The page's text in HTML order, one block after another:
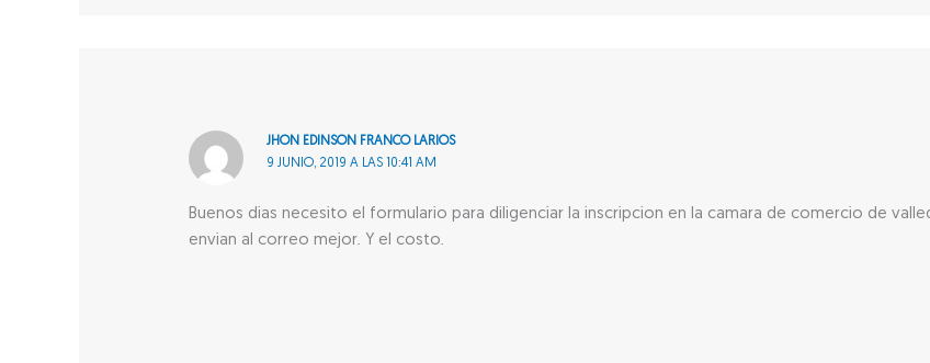
JHON EDINSON FRANCO LARIOS
9 JUNIO, 2019 A LAS 10:41 AM
Buenos dias necesito el formulario para diligenciar la inscripcion en la camara de comercio de
envian al correo mejor. Y el costo.